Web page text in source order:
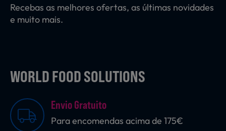
Recebas as melhores ofertas, as últimas novidades
e muito mais.
WORLD FOOD SOLUTIONS
Envio Gratuito
Para encomendas acima de 175€